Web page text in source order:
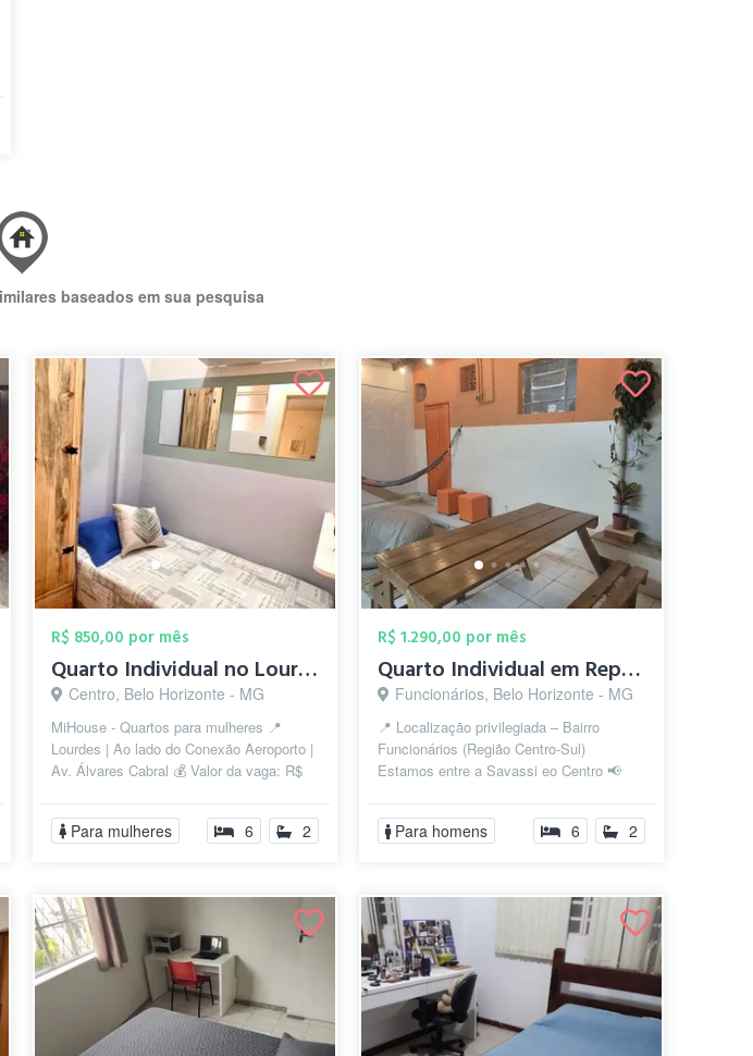
baseados em sua pesquisa
R$ 850,00 por mês
Quarto Individual no Lourdes
Centro, Belo Horizonte - MG
MiHouse - Quartos para mulheres 📍
Lourdes | Ao lado do Conexão Aeroporto |
Av. Álvares Cabral 💰 Valor da vaga: R$
Para mulheres 6 2
R$ 1.290,00 por mês
Quarto Individual em República bem local...
Funcionários, Belo Horizonte - MG
📍 Localização privilegiada – Bairro
Funcionários (Região Centro-Sul)
Estamos entre a Savassi eo Centro 📢
•Camp...
Para homens 6 2